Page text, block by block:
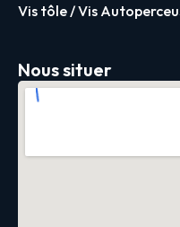
Vis tôle / Vis
Nous situer